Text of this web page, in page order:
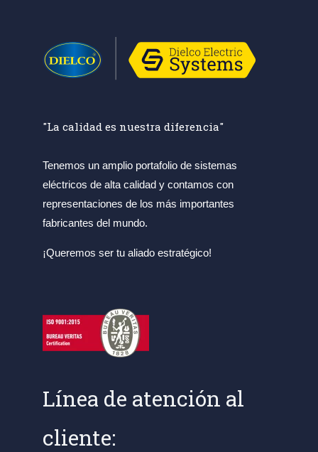
"La calidad es nuestra diferencia"
Tenemos un amplio portafolio de sistemas
eléctricos de alta calidad y contamos con
representaciones de los más importantes
fabricantes del mundo.
¡Queremos ser tu aliado estratégico!
Línea de atención al
cliente: